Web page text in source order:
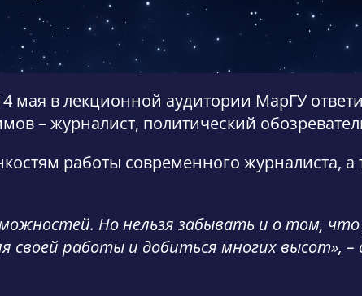
мая в лекционной аудитории МарГУ
– журналист, политический
работы современного журналиста, а
Но нельзя забывать и о том,
своей работы и добиться многих высот»,